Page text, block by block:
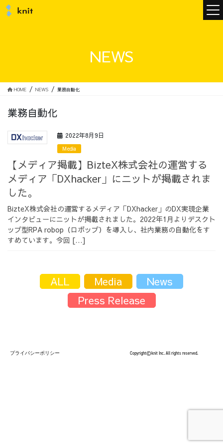
メンバー 会社概要
サービス
採用情報
採用情報トップ チームインタビュー01
チームインタビュー02 チームインタビュー03
NEWS
HOME NEWS 業務自動化
業務自動化
2022年8月9日
Media
【メディア掲載】BizteX株式会社の運営する
メディア「DXhacker」にニットが掲載されま
した。
BizteX株式会社の運営するメディア「DXhacker」のDX実現企業
インタビューにニットが掲載されました。2022年1月よりデスクト
ップ型RPA robop（ロボップ）を導入し、社内業務の自動化をす
すめています。今回 […]
ALL Media
News
Press Release
プライバシーポリシー Copyright©knit Inc. All rights reserved.